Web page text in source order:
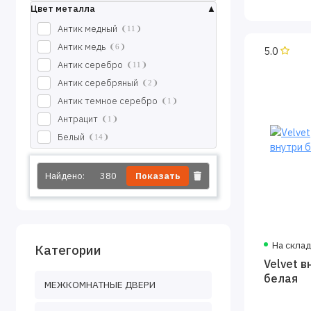
Цвет металла
Антик медный
11
Антик медь 6
Антик серебро 11
Антик серебряный 2
Антик темное серебро 1
Антрацит 1
Белый 14
Бетон 1
Бронза 1
Букле графит 4
Коричневый
Муар белый 5
Найдено: 380 Показать
Категории
МЕЖКОМНАТНЫЕ ДВЕРИ
5.0
На
Velvet
белая